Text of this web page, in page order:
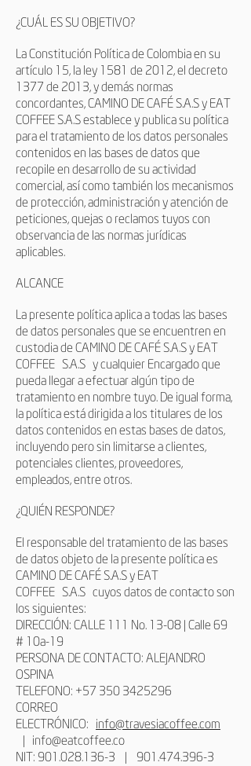
¿CUÁL ES SU OBJETIVO?
La Constitución Política de Colombia en su
artículo 15, la ley 1581 de 2012, el decreto
1377 de 2013, y demás normas
concordantes, CAMINO DE CAFÉ S.A.S y EAT
COFFEE S.A.S establece y publica su política
para el tratamiento de los datos personales
contenidos en las bases de datos que
recopile en desarrollo de su actividad
comercial, así como también los mecanismos
de protección, administración y atención de
peticiones, quejas o reclamos tuyos con
observancia de las normas jurídicas
aplicables.
ALCANCE
La presente política aplica a todas las bases
de datos personales que se encuentren en
custodia de CAMINO DE CAFÉ S.A.S yEAT
COFFEE S.A.S y cualquier Encargado que
pueda llegar a efectuar algún tipo de
tratamiento en nombre tuyo. De igual forma,
la política está dirigida a los titulares de los
datos contenidos en estas bases de datos,
incluyendo pero sin limitarse a clientes,
potenciales clientes, proveedores,
empleados, entre otros.
¿QUIÉN RESPONDE?
El responsable del tratamiento de las bases
de datos objeto de la presente política es
CAMINO DE CAFÉ S.A.S yEAT
COFFEE S.A.S cuyos datos de contacto son
los siguientes:
DIRECCIÓN: CALLE 111 No. 13-08 | Calle 69
# 10a-19
PERSONA DE CONTACTO: ALEJANDRO
OSPINA
TELEFONO: +57 350 3425296
CORREO
ELECTRÓNICO: info@travesiacoffee.com
| info@eatcoffee.co
NIT: 901.028.136-3 | 901.474.396-3